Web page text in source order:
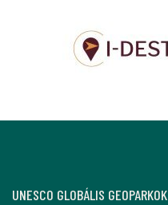
UNESCO GLOBÁLIS GEOPARKOK